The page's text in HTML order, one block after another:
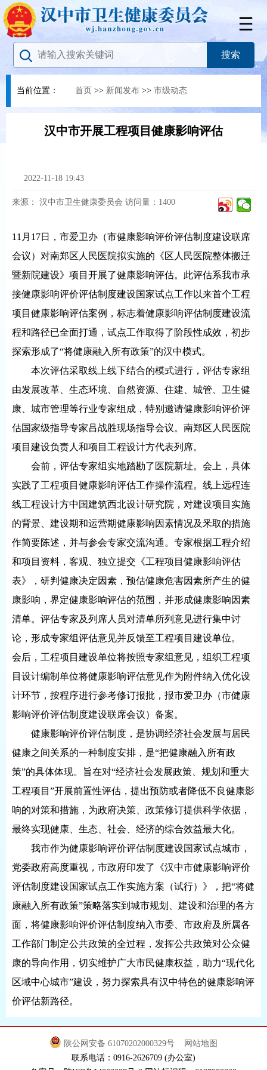
当前位置： 首页 >> 新闻发布 >> 市级动态
汉中市开展工程项目健康影响评估
2022-11-18 19:43
来源： 汉中市卫生健康委员会 访问量： 1400
11月17日，市爱卫办（市健康影响评价评估制度建设联席
会议）对南郑区人民医院拟实施的《区人民医院整体搬迁
暨新院建设》项目开展了健康影响评估。此评估系我市承
接健康影响评价评估制度建设国家试点工作以来首个工程
项目健康影响评估案例，标志着健康影响评估制度建设流
程和路径已全面打通，试点工作取得了阶段性成效，初步
探索形成了“将健康融入所有政策”的汉中模式。
本次评估采取线上线下结合的模式进行，评估专家组
由发展改革、生态环境、自然资源、住建、城管、卫生健
康、城市管理等行业专家组成，特别邀请健康影响评价评
估国家级指导专家吕战胜现场指导会议。南郑区人民医院
项目建设负责人和项目工程设计方代表列席。
会前，评估专家组实地踏勘了医院新址。会上，具体
实践了工程项目健康影响评估工作操作流程。线上远程连
线工程设计方中国建筑西北设计研究院，对建设项目实施
的背景、建设期和运营期健康影响因素情况及釆取的措施
作简要陈述，并与参会专家交流沟通。专家根据工程介绍
和项目资料，客观、独立提交《工程项目健康影响评估
表》，研判健康决定因素，预估健康危害因素所产生的健
康影响，界定健康影响评估的范围，并形成健康影响因素
清单。评估专家及列席人员对清单所列意见进行集中讨
论，形成专家组评估意见并反馈至工程项目建设单位。
会后，工程项目建设单位将按照专家组意见，组织工程项
目设计编制单位将健康影响评估意见作为附件纳入优化设
计环节，按程序进行参考修订报批，报市爱卫办（市健康
影响评价评估制度建设联席会议）备案。
健康影响评价评估制度，是协调经济社会发展与居民
健康之间关系的一种制度安排，是“把健康融入所有政
策”的具体体现。旨在对“经济社会发展政策、规划和重大
工程项目”开展前置性评估，提出预防或者降低不良健康影
响的对策和措施，为政府决策、政策修订提供科学依据，
最终实现健康、生态、社会、经济的综合效益最大化。
我市作为健康影响评价评估制度建设国家试点城市，
党委政府高度重视，市政府印发了《汉中市健康影响评价
评估制度建设国家试点工作实施方案（试行）》，把“将健
康融入所有政策”策略落实到城市规划、建设和治理的各方
面，将健康影响评价评估制度纳入市委、市政府及所属各
工作部门制定公共政策的全过程，发挥公共政策对公众健
康的导向作用，切实维护广大市民健康权益，助力“现代化
区域中心城市”建设，努力探索具有汉中特色的健康影响评
价评估新路径。
陕公网安备 61070202000329号
网站地图
联系电话：0916-2626709 (办公室)